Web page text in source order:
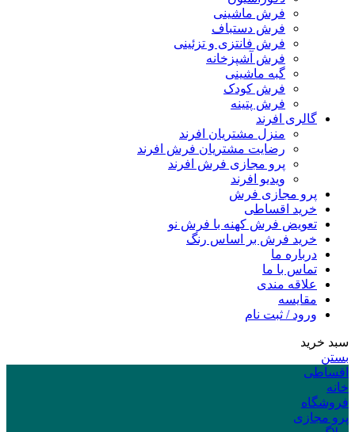
فرش ماشینی
فرش دستباف
فرش فانتزی و تزئینی
فرش آشپزخانه
گبه ماشینی
فرش کودک
فرش پتینه
گالری افرند
منزل مشتریان افرند
رضایت مشتریان فرش افرند
پرو مجازی فرش افرند
ویدیو افرند
پرو مجازی فرش
خرید اقساطی
تعویض فرش کهنه با فرش نو
خرید فرش بر اساس رنگ
درباره ما
تماس با ما
علاقه مندی
مقایسه
ورود / ثبت نام
سبد خرید
بستن
اقساطی
خانه
فروشگاه
پرو مجازی